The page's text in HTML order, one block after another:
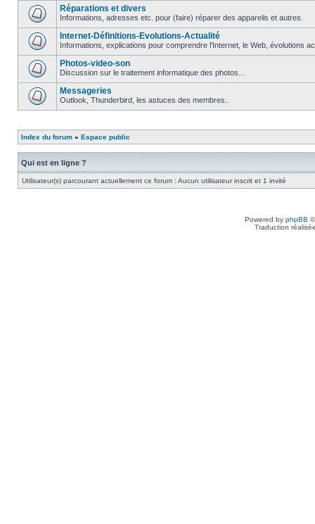
Réparations et divers
Informations, adresses etc. pour (faire) réparer des appareils et autres.
Internet-Définitions-Evolutions-Actualité
Informations, explications pour comprendre l'Internet, le Web, évolutions
Photos-video-son
Discussion sur le traitement informatique des photos...
Messageries
Outlook, Thunderbird, les astuces des membres..
Index du forum » Espace public
Qui est en ligne ?
Utilisateur(s) parcourant actuellement ce forum : Aucun utilisateur inscrit et 1 invité
Powered by phpBB
Traduction